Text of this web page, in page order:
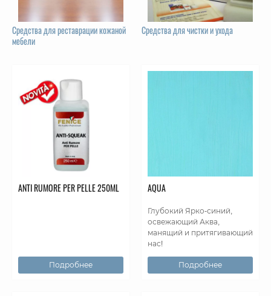
Средства для реставрации кожаной
мебели
Средства для чистки и ухода
ANTI RUMORE PER PELLE 250ML
Подробнее
AQUA
Глубокий Ярко-синий,
освежающий Аква,
манящий и притягивающий
нас!
Подробнее